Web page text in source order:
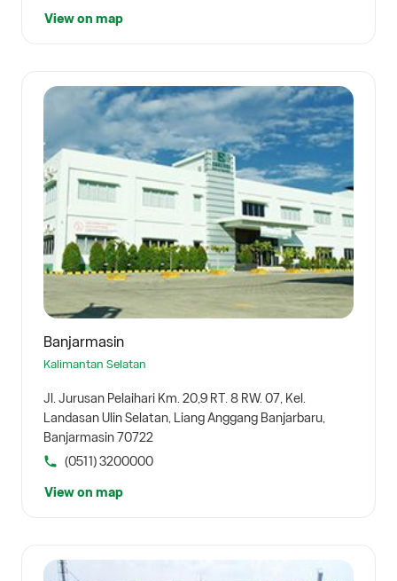
View on map
Banjarmasin
Kalimantan Selatan
Jl. Jurusan Pelaihari Km. 20,9 RT. 8 RW. 07, Kel.
Landasan Ulin Selatan, Liang Anggang Banjarbaru,
Banjarmasin 70722
(0511) 3200000
View on map